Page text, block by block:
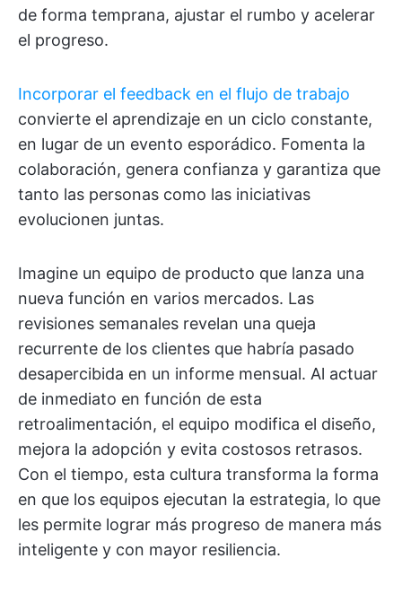
de forma temprana, ajustar el rumbo y acelerar
el progreso.
Incorporar el feedback en el flujo de trabajo
convierte el aprendizaje en un ciclo constante,
en lugar de un evento esporádico. Fomenta la
colaboración, genera confianza y garantiza que
tanto las personas como las iniciativas
evolucionen juntas.
Imagine un equipo de producto que lanza una
nueva función en varios mercados. Las
revisiones semanales revelan una queja
recurrente de los clientes que habría pasado
desapercibida en un informe mensual. Al actuar
de inmediato en función de esta
retroalimentación, el equipo modifica el diseño,
mejora la adopción y evita costosos retrasos.
Con el tiempo, esta cultura transforma la forma
en que los equipos ejecutan la estrategia, lo que
les permite lograr más progreso de manera más
inteligente y con mayor resiliencia.